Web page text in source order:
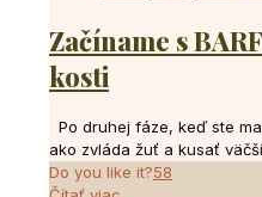
Začíname s
kosti
Po druhej fáze, keď ste
ako zvláda žuť a kusať
Do you like it?58